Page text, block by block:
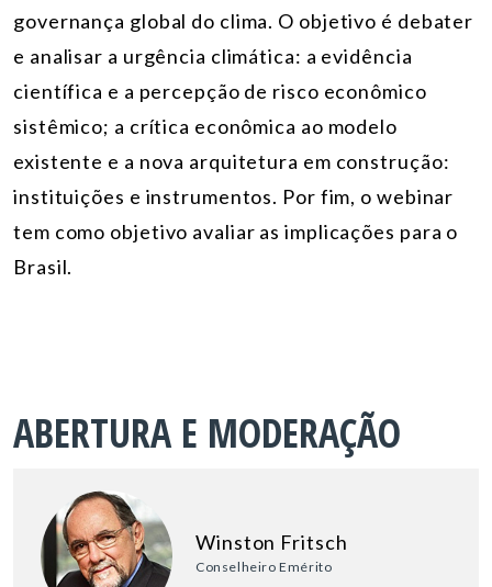
governança global do clima. O objetivo é debater
e analisar a urgência climática: a evidência
científica e a percepção de risco econômico
sistêmico; a crítica econômica ao modelo
existente e a nova arquitetura em construção:
instituições e instrumentos. Por fim, o webinar
tem como objetivo avaliar as implicações para o
Brasil.
ABERTURA E MODERAÇÃO
Winston Fritsch
Conselheiro Emérito